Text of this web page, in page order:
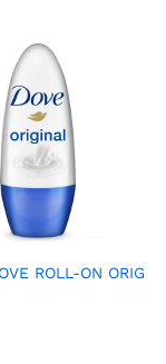
ROLL-ON ORIG